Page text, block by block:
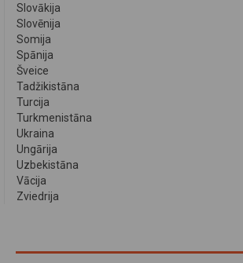
Slovākija
Slovēnija
Somija
Spānija
Šveice
Tadžikistāna
Turcija
Turkmenistāna
Ukraina
Ungārija
Uzbekistāna
Vācija
Zviedrija